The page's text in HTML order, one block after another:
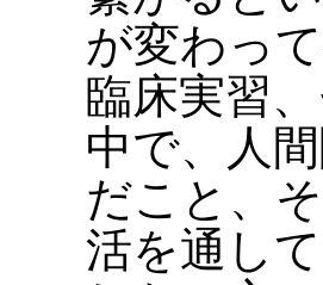
が変わっ
臨床実習
中で、人
だこと、
活を通し